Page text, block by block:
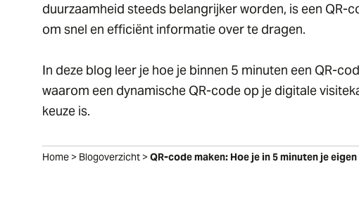
duurzaamheid steeds belangrijker worden, is een QR-
om snel en efficiënt informatie over te dragen.
In deze blog leer je hoe je binnen 5 minuten een QR-
waarom een dynamische QR-code op je digitale
keuze is.
Home > Blogoverzicht >QR-code maken: Hoe je in 5 minuten je